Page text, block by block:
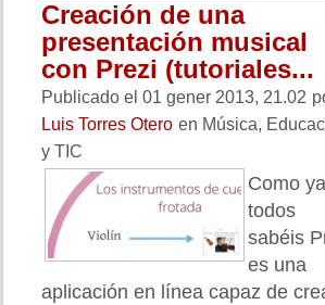
Creación de una
presentación musical
con Prezi (tutoriales...
Publicado el 01 gener 2013, 21.02
Luis Torres Otero en Música,
y TIC
Como ya
todos
sabéis
es una
aplicación en línea capaz de